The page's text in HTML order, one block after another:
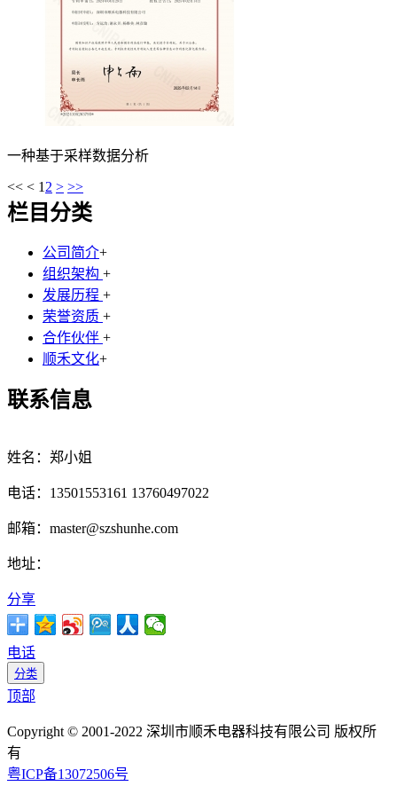
一种基于采样数据分析
<< < 1 2 > >>
栏目分类
公司简介+
组织架构 +
发展历程 +
荣誉资质 +
合作伙伴 +
顺禾文化+
联系信息
姓名：郑小姐
电话：13501553161 13760497022
邮箱：master@szshunhe.com
地址：
分享
电话
分类
顶部
Copyright © 2001-2022 深圳市顺禾电器科技有限公司 版权所
有
粤ICP备13072506号